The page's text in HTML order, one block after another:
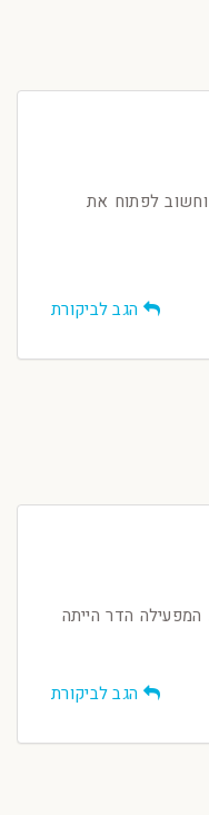
לפתוח את
הגב לביקורת
הדר הייתה
הגב לביקורת